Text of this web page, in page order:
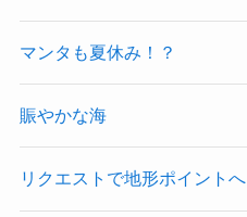
マンタも夏休み！？
賑やかな海
リクエストで地形ポイントへ